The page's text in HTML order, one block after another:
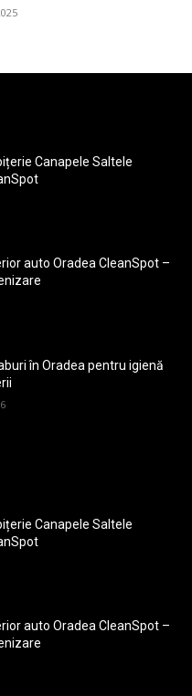
Canapele Saltele
auto Oradea CleanSpot –
în Oradea pentru igienă
Canapele Saltele
auto Oradea CleanSpot –